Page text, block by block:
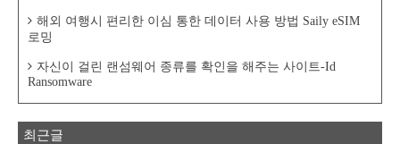
해외 여행시 편리한 이심 통한 데이터 사용 방법 Saily eSIM
로밍
자신이 걸린 랜섬웨어 종류를 확인을 해주는 사이트-Id
Ransomware
최근글